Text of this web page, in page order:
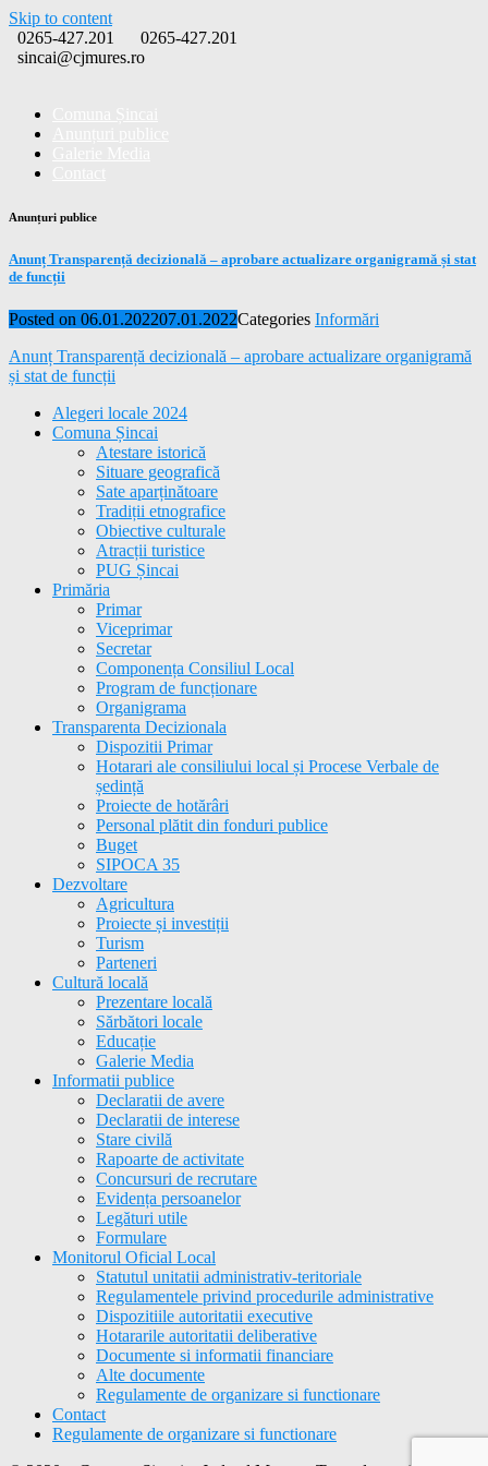
Skip to content
0265-427.201
0265-427.201
sincai@cjmures.ro
Anunțuri publice
Anunț Transparență decizională – aprobare actualizare organigramă și stat
de funcții
Posted on 06.01.202207.01.2022Categories Informări
Anunț Transparență decizională – aprobare actualizare organigramă
și stat de funcții
Alegeri locale 2024
Comuna Șincai
Atestare istorică
Situare geografică
Sate aparținătoare
Tradiții etnografice
Obiective culturale
Atracții turistice
PUG Șincai
Primăria
Primar
Viceprimar
Secretar
Componența Consiliul Local
Program de funcționare
Organigrama
Transparenta Decizionala
Dispozitii Primar
Hotarari ale consiliului local și Procese Verbale de
ședință
Proiecte de hotărâri
Personal plătit din fonduri publice
Buget
SIPOCA 35
Dezvoltare
Agricultura
Proiecte și investiții
Turism
Parteneri
Cultură locală
Prezentare locală
Sărbători locale
Educație
Galerie Media
Informatii publice
Declaratii de avere
Declaratii de interese
Stare civilă
Rapoarte de activitate
Concursuri de recrutare
Evidența persoanelor
Legături utile
Formulare
Monitorul Oficial Local
Statutul unitatii administrativ-teritoriale
Regulamentele privind procedurile administrative
Dispozitiile autoritatii executive
Hotararile autoritatii deliberative
Documente si informatii financiare
Alte documente
Regulamente de organizare si functionare
Contact
Regulamente de organizare si functionare